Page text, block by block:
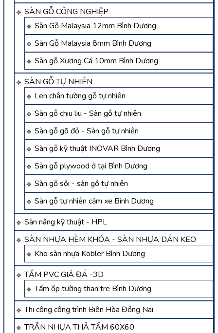
SÀN GỖ CÔNG NGHIỆP
Sàn Gỗ Malaysia 12mm Bình Dương
Sàn Gỗ Malaysia 8mm Bình Dương
Sàn gỗ Xương Cá 10mm Bình Dương
SÀN GỖ TỰ NHIÊN
Len chân tường gỗ tự nhiên
Sàn gỗ chiu liu - Sàn gỗ tự nhiên
Sàn gỗ gõ đỏ - Sàn gỗ tự nhiên
Sàn gỗ kỹ thuật INOVAR Bình Dương
Sàn gỗ plywood ở tại Bình Dương
Sàn gỗ sồi - sàn gỗ tự nhiên
Sàn gỗ tự nhiên căm xe Bình Dương
Sàn nâng kỹ thuật - HPL
SÀN NHỰA HÈM KHÓA - SÀN NHỰA DÁN KEO
Kho sàn nhựa Kobler Bình Dương
TẤM PVC GIẢ ĐÁ -3D
Tấm ốp tường than tre Bình Dương
Thi công công trình Biên Hòa Đồng Nai
TRẦN NHỰA THẢ TẤM 60X60